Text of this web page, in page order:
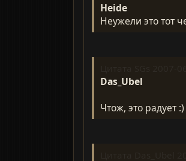
Heide
Неужели это тот
Das_Ubel
Чтож, это радует